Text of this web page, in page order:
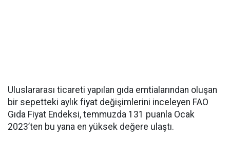
Uluslararası ticareti yapılan gıda emtialarından oluşan
bir sepetteki aylık fiyat değişimlerini inceleyen FAO
Gıda Fiyat Endeksi, temmuzda 131 puanla Ocak
2023’ten bu yana en yüksek değere ulaştı.